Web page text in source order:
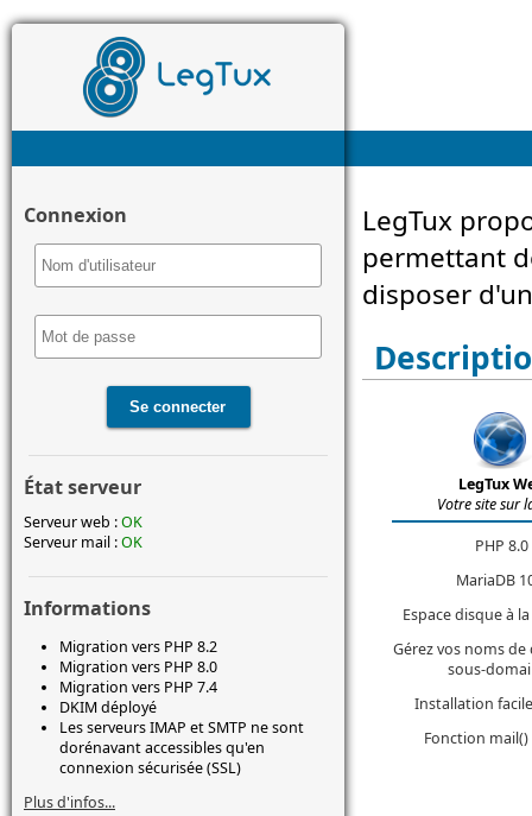
Connexion
État serveur
Serveur web :OK
Serveur mail :OK
Informations
Migration vers PHP 8.2
Migration vers PHP 8.0
Migration vers PHP 7.4
DKIM déployé
Les serveurs IMAP et SMTP ne sont
dorénavant accessibles qu'en
connexion sécurisée (SSL)
Plus d'infos...
LegTux
permettant
disposer
LegTux
Votre site sur
PHP 8.0
MariaDB
Espace disque à
Gérez vos noms
sous-
Installation
Fonction mail()